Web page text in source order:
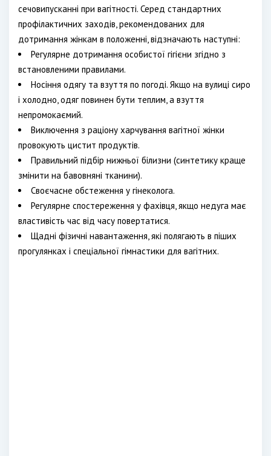
сечовипусканні при вагітності. Серед стандартних
профілактичних заходів, рекомендованих для
дотримання жінкам в положенні, відзначають наступні:
Регулярне дотримання особистої гігієни згідно з
встановленими правилами.
Носіння одягу та взуття по погоді. Якщо на вулиці сиро
і холодно, одяг повинен бути теплим, а взуття
непромокаємий.
Виключення з раціону харчування вагітної жінки
провокують цистит продуктів.
Правильний підбір нижньої білизни (синтетику краще
змінити на бавовняні тканини).
Своєчасне обстеження у гінеколога.
Регулярне спостереження у фахівця, якщо недуга має
властивість час від часу повертатися.
Щадні фізичні навантаження, які полягають в піших
прогулянках і спеціальної гімнастики для вагітних.